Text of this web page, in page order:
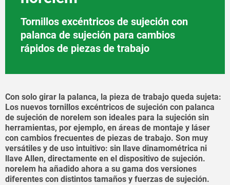
Tornillos excéntricos de sujeción con
palanca de sujeción para cambios
rápidos de piezas de trabajo
Con solo girar la palanca, la pieza de trabajo queda sujeta:
Los nuevos tornillos excéntricos de sujeción con palanca
de sujeción de norelem son ideales para la sujeción sin
herramientas, por ejemplo, en áreas de montaje y láser
con cambios frecuentes de piezas de trabajo. Son muy
versátiles y de uso intuitivo: sin llave dinamométrica ni
llave Allen, directamente en el dispositivo de sujeción.
norelem ha añadido ahora a su gama dos versiones
diferentes con distintos tamaños y fuerzas de sujeción.